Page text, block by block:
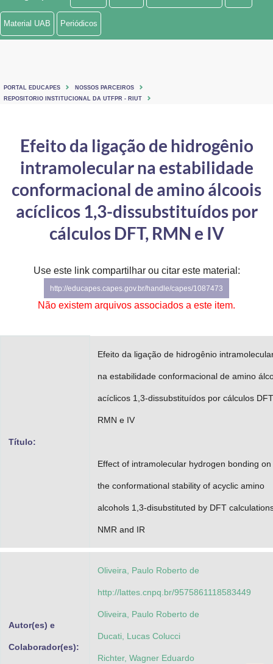
Ministério de Minas e Energia
Ministério do Turismo
Controladoria-Geral da União
Secretaria-Geral
Secretaria de Governo
Advocacia-Geral da União
Banco Central do Brasil
Planalto
Material UAB Periódicos
PORTAL EDUCAPES
NOSSOS PARCEIROS
REPOSITORIO INSTITUCIONAL DA UTFPR - RIUT
Efeito da ligação de hidrogênio
intramolecular na estabilidade
conformacional de amino álcoois
acíclicos 1,3-dissubstituídos por
cálculos DFT, RMN e IV
Use este link compartilhar ou citar este material:
http://educapes.capes.gov.br/handle/capes/1087473
Não existem arquivos associados a este item.
Título:
Efeito da ligação de hidrogênio
na estabilidade conformacional de amino
acíclicos 1,3-dissubstituídos por cálculos
RMN e IV
Effect of intramolecular hydrogen bonding on
the conformational stability of acyclic amino
alcohols 1,3-disubstituted by DFT
NMR and IR
Autor(es) e
Colaborador(es):
Oliveira, Paulo Roberto de
http://lattes.cnpq.br/9575861118583449
Oliveira, Paulo Roberto de
Ducati, Lucas Colucci
Richter, Wagner Eduardo